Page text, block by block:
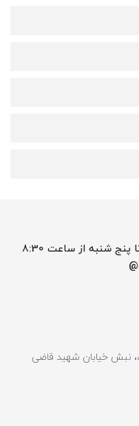
ساعت کار فروشگاه حضوری : شنبه تا پنج شنبه از ساعت 8:30
نبش خیابان شهید قاضی